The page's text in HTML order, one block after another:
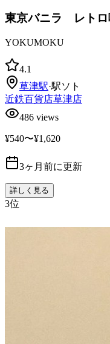
東京バニラ レトロ
YOKUMOKU
4.1
草津駅·駅ソト
近鉄百貨店草津店
486 views
¥540〜¥1,620
3ヶ月前に更新
詳しく見る
3位